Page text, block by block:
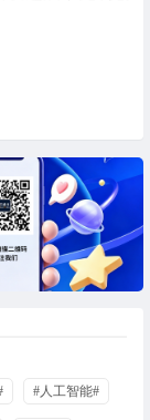
#人工智能#